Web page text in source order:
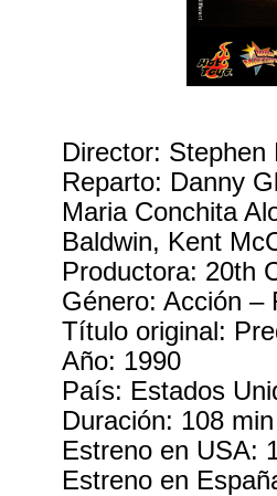
Director: Stephen
Reparto: Danny
Maria Conchita
Baldwin, Kent
Productora: 20th
Género: Acción –
Título original:
Año: 1990
País: Estados
Duración: 108 min
Estreno en USA:
Estreno en